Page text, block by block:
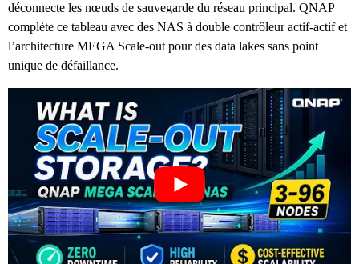
déconnecte les nœuds de sauvegarde du réseau principal. QNAP
complète ce tableau avec des NAS à double contrôleur actif-actif et
l’architecture MEGA Scale-out pour des data lakes sans point
unique de défaillance.